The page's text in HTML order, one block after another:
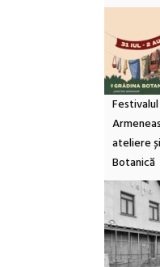
ateliere
Botanică